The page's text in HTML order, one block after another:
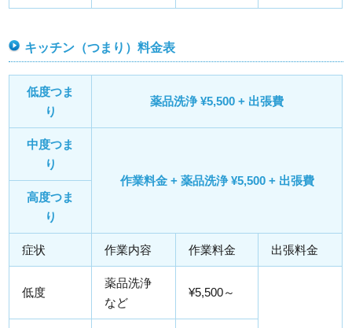
キッチン（つまり）料金表
低度つま
り
薬品洗浄 ¥5,500 + 出張費
中度つま
り
作業料金 + 薬品洗浄 ¥5,500 + 出張費
高度つま
り
症状 作業内容 作業料金 出張料金
低度
薬品洗浄
など
¥5,500～